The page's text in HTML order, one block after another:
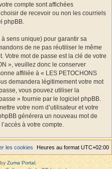
compte sont affichées
de recevoir ou non les courriels
phpBB.
sens unique) pour garantir sa
de ne pas réutiliser le même
Votre mot de passe est la clé de votre
», veuillez donc le conserver
affiliée à « LES PETOCHONS
demandera légitimement votre mot
vous pouvez utiliser la
» fournie par le logiciel phpBB.
votre nom d’utilisateur et votre
générera un nouveau mot de
à votre compte.
Heures au format UTC+02:00
les cookies
byZuma Portal,